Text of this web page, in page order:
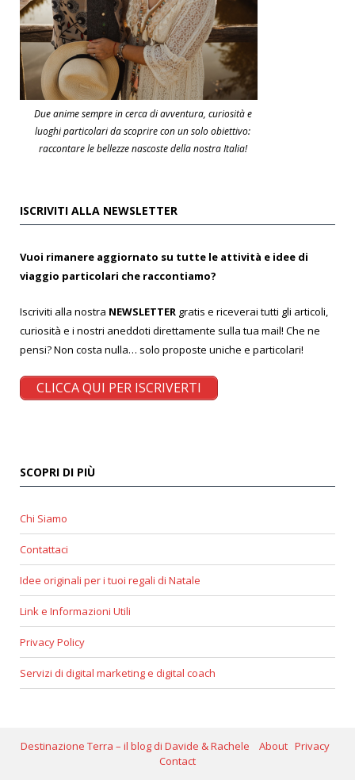
Due anime sempre in cerca di avventura, curiosità e
luoghi particolari da scoprire con un solo obiettivo:
raccontare le bellezze nascoste della nostra Italia!
ISCRIVITI ALLA NEWSLETTER
Vuoi rimanere aggiornato su tutte le attività e idee di
viaggio particolari che raccontiamo?
Iscriviti alla nostra NEWSLETTER gratis e riceverai tutti gli articoli,
curiosità e i nostri aneddoti direttamente sulla tua mail! Che ne
pensi? Non costa nulla… solo proposte uniche e particolari!
CLICCA QUI PER ISCRIVERTI
SCOPRI DI PIÙ
Chi Siamo
Contattaci
Idee originali per i tuoi regali di Natale
Link e Informazioni Utili
Privacy Policy
Servizi di digital marketing e digital coach
Destinazione Terra – il blog di Davide & Rachele About Privacy
Contact